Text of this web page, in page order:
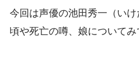
今回は声優の池田秀一（い
頃や死亡の噂、娘についてみ